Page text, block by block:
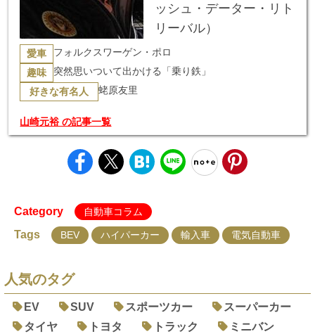
ッシュ・データー・リト
リーバル）
愛車 フォルクスワーゲン・ポロ
趣味 突然思いついて出かける「乗り鉄」
好きな有名人 蛯原友里
山崎元裕 の記事一覧
Category 自動車コラム
Tags BEV ハイパーカー 輸入車 電気自動車
人気のタグ
EV SUV スポーツカー
スーパーカー
タイヤ
トヨタ トラック
ミニバン